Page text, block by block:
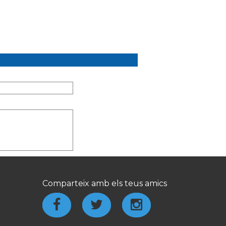
Comparteix amb els teus amics